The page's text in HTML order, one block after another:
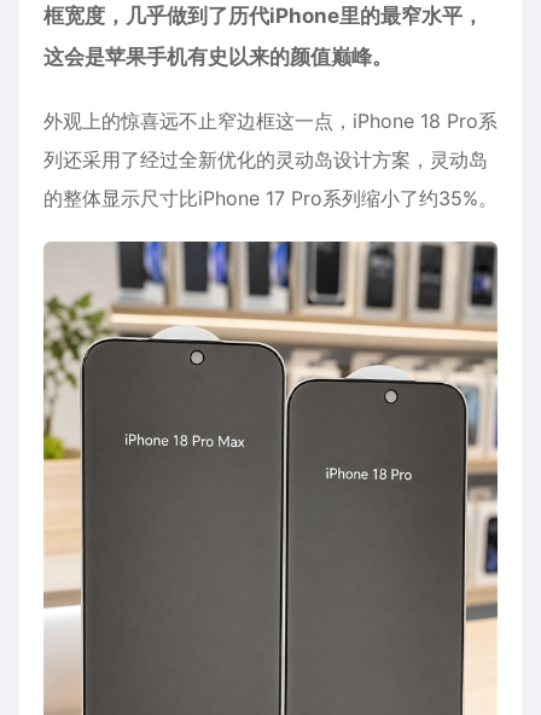
框宽度，几乎做到了历代iPhone里的最窄水平，
这会是苹果手机有史以来的颜值巅峰。
外观上的惊喜远不止窄边框这一点，iPhone 18 Pro系
列还采用了经过全新优化的灵动岛设计方案，灵动岛
的整体显示尺寸比iPhone 17 Pro系列缩小了约35%。